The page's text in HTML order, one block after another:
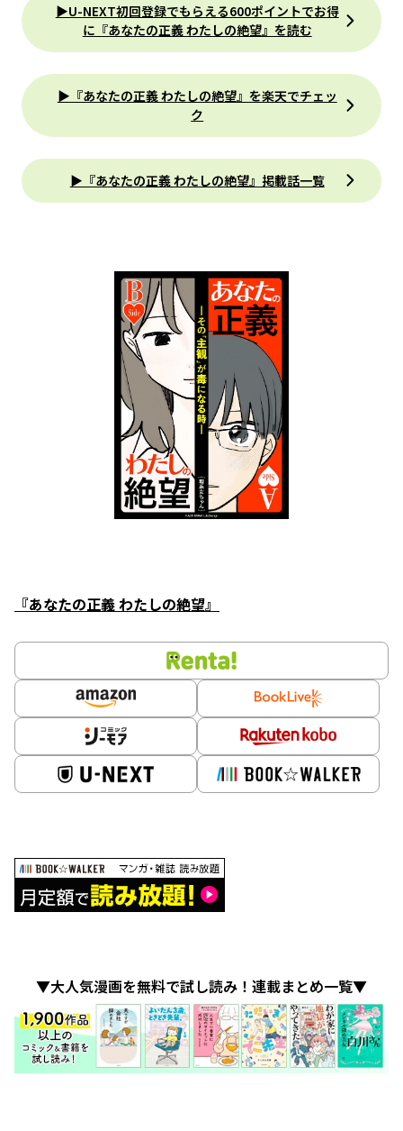
▶U-NEXT初回登録でもらえる600ポイントでお得
に『あなたの正義 わたしの絶望』を読む
▶『あなたの正義 わたしの絶望』を楽天でチェッ
ク
▶『あなたの正義 わたしの絶望』掲載話一覧
『あなたの正義 わたしの絶望』
▼大人気漫画を無料で試し読み！連載まとめ一覧▼